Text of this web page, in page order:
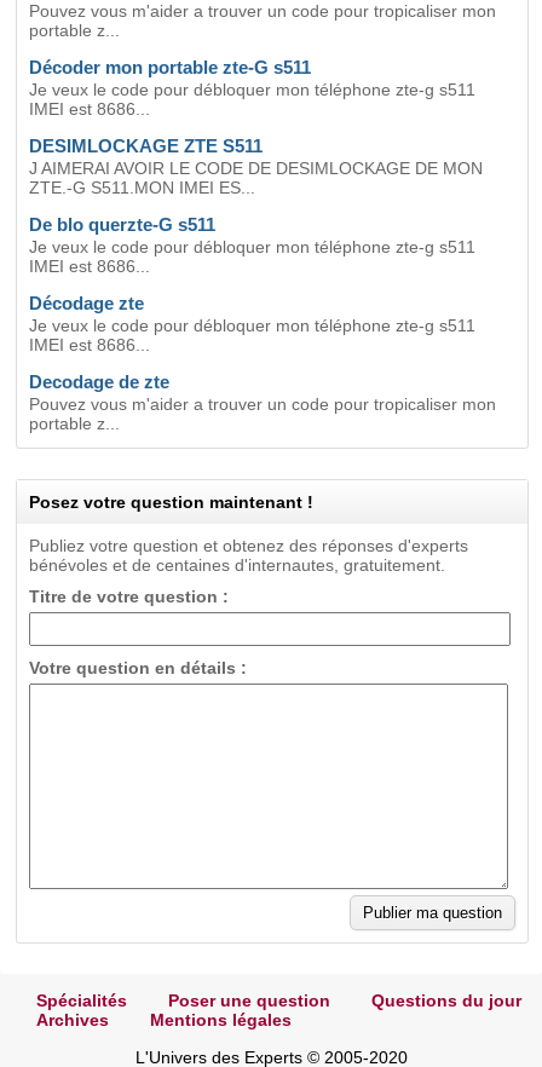
Pouvez vous m'aider a trouver un code pour tropicaliser mon
portable z...
Décoder mon portable zte-G s511
Je veux le code pour débloquer mon téléphone zte-g s511
IMEI est 8686...
DESIMLOCKAGE ZTE S511
J AIMERAI AVOIR LE CODE DE DESIMLOCKAGE DE MON
ZTE.-G S511.MON IMEI ES...
De blo querzte-G s511
Je veux le code pour débloquer mon téléphone zte-g s511
IMEI est 8686...
Décodage zte
Je veux le code pour débloquer mon téléphone zte-g s511
IMEI est 8686...
Decodage de zte
Pouvez vous m'aider a trouver un code pour tropicaliser mon
portable z...
Posez votre question maintenant !
Publiez votre question et obtenez des réponses d'experts
bénévoles et de centaines d'internautes, gratuitement.
Titre de votre question :
Votre question en détails :
Spécialités Poser une question
Questions du jour
Archives
Mentions légales
L'Univers des Experts © 2005-2020